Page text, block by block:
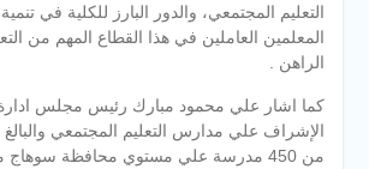
التعليم المجتمعي، والدور البارز للكلية في
المعلمين العاملين في هذا القطاع المهم من
الراهن .
كما اشار علي محمود مبارك رئيس مجلس ادارة
الإشراف علي مدارس التعليم المجتمعي